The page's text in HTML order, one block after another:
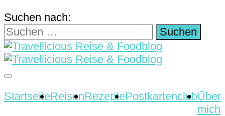
Suchen nach:
Travellicious Reise &
StartseiteReisenRezeptePostkartenclubÜber
mich